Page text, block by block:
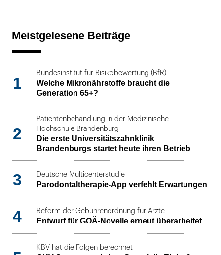
Meistgelesene Beiträge
1
Bundesinstitut für Risikobewertung (BfR)
Welche Mikronährstoffe braucht die
Generation 65+?
2
Patientenbehandlung in der Medizinische
Hochschule Brandenburg
Die erste Universitätszahnklinik
Brandenburgs startet heute ihren Betrieb
3 Deutsche Multicenterstudie
Parodontaltherapie-App verfehlt Erwartungen
4 Reform der Gebührenordnung für Ärzte
Entwurf für GOÄ-Novelle erneut überarbeitet
KBV hat die Folgen berechnet